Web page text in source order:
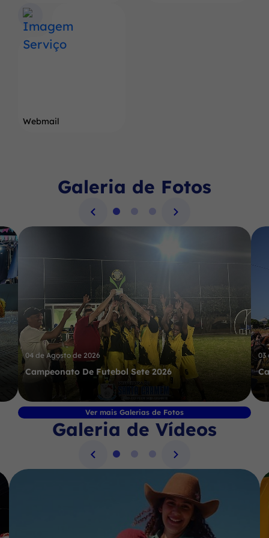
Webmail
Seção Galeria de Fotos
Galeria de Fotos
04 de Agosto de 2026
Campeonato De Futebol Sete 2026
03
Ver mais Galerias de Fotos
Seção Galeria de Vídeos
Galeria de Vídeos